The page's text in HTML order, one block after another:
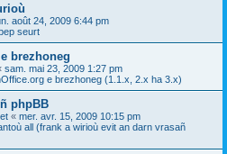
août 24, 2009 6:44 pm
seurt
brezhoneg
sam. mai 23, 2009 1:27 pm
e brezhoneg (1.1.x, 2.x ha 3.x)
phpBB
« mer. avr. 15, 2009 10:15 pm
all (frank a wirioù evit an darn vrasañ